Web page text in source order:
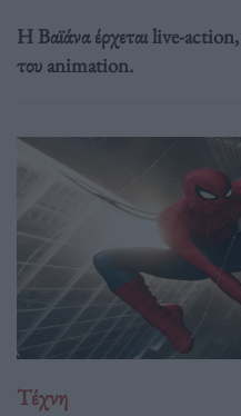
Η Βαϊάνα έρχεται live-
του animation.
Τέχνη